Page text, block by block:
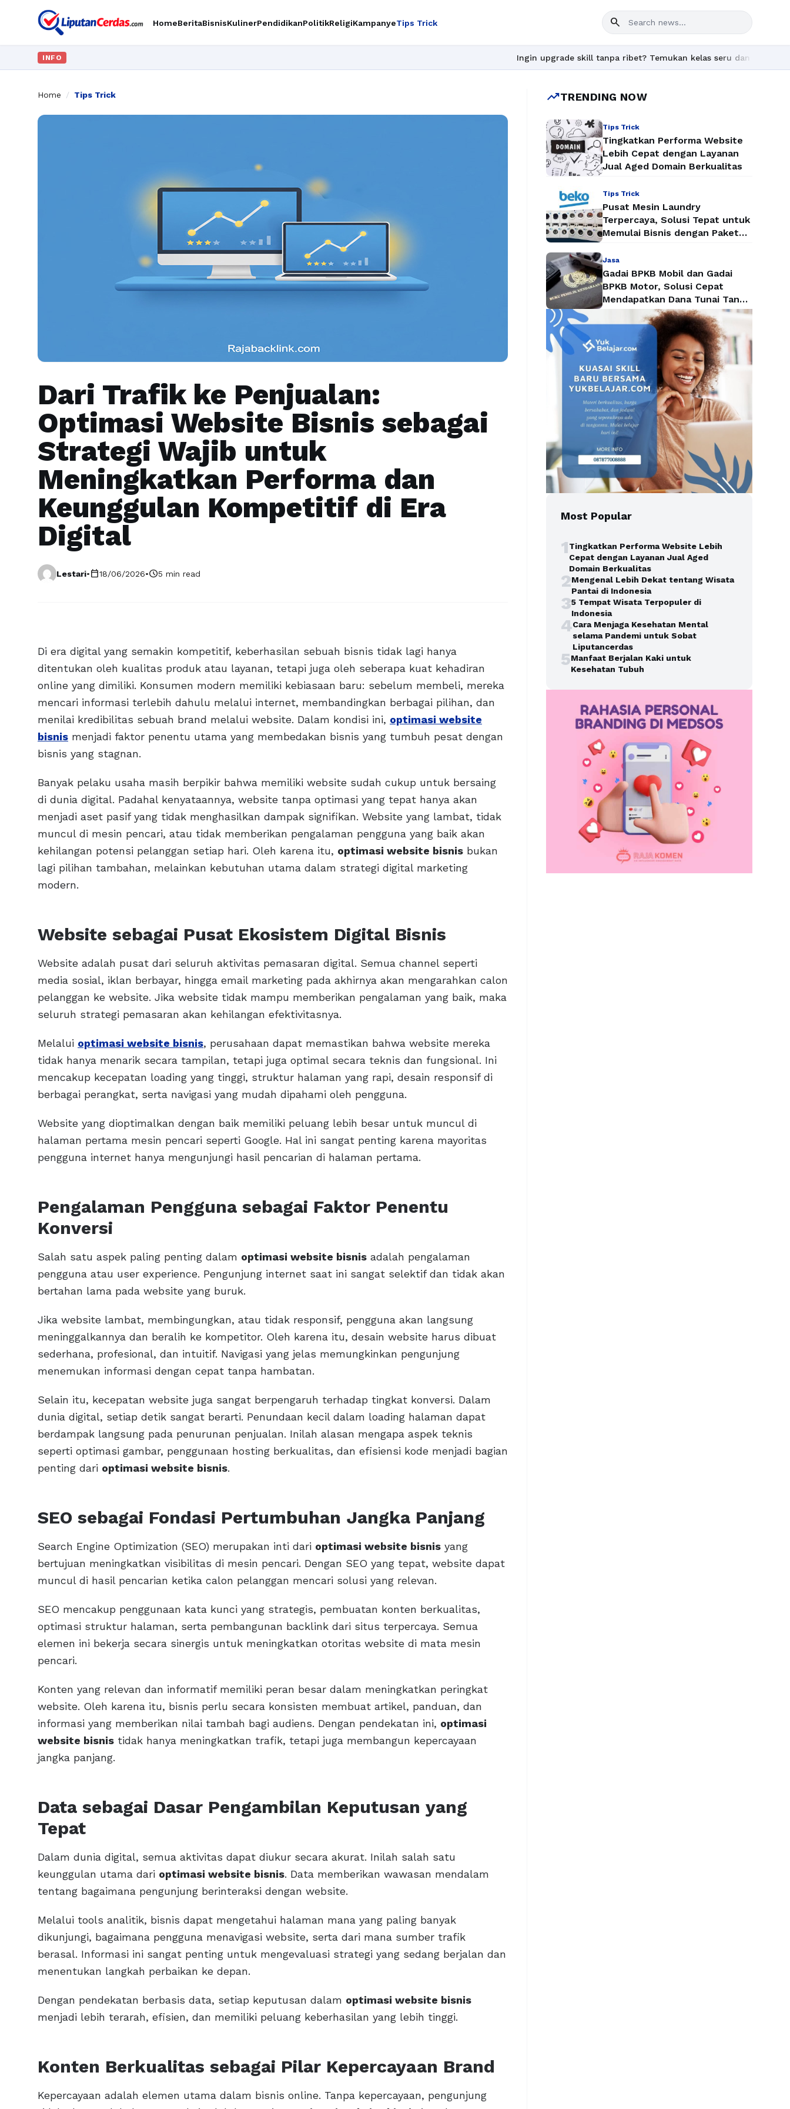
HomeBeritaBisnisKulinerPendidikanPolitikReligiKampanyeTips Trick search
INFO Ingin upgrade skill tanpa ribet? Temukan kelas seru dan materi lengkap
Home / Tips Trick
Dari Trafik ke Penjualan:
Optimasi Website Bisnis sebagai
Strategi Wajib untuk
Meningkatkan Performa dan
Keunggulan Kompetitif di Era
Digital
Lestari•calendar_today18/06/2026•schedule5 min read
Di era digital yang semakin kompetitif, keberhasilan sebuah bisnis tidak lagi hanya
ditentukan oleh kualitas produk atau layanan, tetapi juga oleh seberapa kuat kehadiran
online yang dimiliki. Konsumen modern memiliki kebiasaan baru: sebelum membeli, mereka
mencari informasi terlebih dahulu melalui internet, membandingkan berbagai pilihan, dan
menilai kredibilitas sebuah brand melalui website. Dalam kondisi ini, optimasi website
bisnis menjadi faktor penentu utama yang membedakan bisnis yang tumbuh pesat dengan
bisnis yang stagnan.
Banyak pelaku usaha masih berpikir bahwa memiliki website sudah cukup untuk bersaing
di dunia digital. Padahal kenyataannya, website tanpa optimasi yang tepat hanya akan
menjadi aset pasif yang tidak menghasilkan dampak signifikan. Website yang lambat, tidak
muncul di mesin pencari, atau tidak memberikan pengalaman pengguna yang baik akan
kehilangan potensi pelanggan setiap hari. Oleh karena itu, optimasi website bisnis bukan
lagi pilihan tambahan, melainkan kebutuhan utama dalam strategi digital marketing
modern.
Website sebagai Pusat Ekosistem Digital Bisnis
Website adalah pusat dari seluruh aktivitas pemasaran digital. Semua channel seperti
media sosial, iklan berbayar, hingga email marketing pada akhirnya akan mengarahkan calon
pelanggan ke website. Jika website tidak mampu memberikan pengalaman yang baik, maka
seluruh strategi pemasaran akan kehilangan efektivitasnya.
Melalui optimasi website bisnis, perusahaan dapat memastikan bahwa website mereka
tidak hanya menarik secara tampilan, tetapi juga optimal secara teknis dan fungsional. Ini
mencakup kecepatan loading yang tinggi, struktur halaman yang rapi, desain responsif di
berbagai perangkat, serta navigasi yang mudah dipahami oleh pengguna.
Website yang dioptimalkan dengan baik memiliki peluang lebih besar untuk muncul di
halaman pertama mesin pencari seperti Google. Hal ini sangat penting karena mayoritas
pengguna internet hanya mengunjungi hasil pencarian di halaman pertama.
Pengalaman Pengguna sebagai Faktor Penentu
Konversi
Salah satu aspek paling penting dalam optimasi website bisnis adalah pengalaman
pengguna atau user experience. Pengunjung internet saat ini sangat selektif dan tidak akan
bertahan lama pada website yang buruk.
Jika website lambat, membingungkan, atau tidak responsif, pengguna akan langsung
meninggalkannya dan beralih ke kompetitor. Oleh karena itu, desain website harus dibuat
sederhana, profesional, dan intuitif. Navigasi yang jelas memungkinkan pengunjung
menemukan informasi dengan cepat tanpa hambatan.
Selain itu, kecepatan website juga sangat berpengaruh terhadap tingkat konversi. Dalam
dunia digital, setiap detik sangat berarti. Penundaan kecil dalam loading halaman dapat
berdampak langsung pada penurunan penjualan. Inilah alasan mengapa aspek teknis
seperti optimasi gambar, penggunaan hosting berkualitas, dan efisiensi kode menjadi bagian
penting dari optimasi website bisnis.
SEO sebagai Fondasi Pertumbuhan Jangka Panjang
Search Engine Optimization (SEO) merupakan inti dari optimasi website bisnis yang
bertujuan meningkatkan visibilitas di mesin pencari. Dengan SEO yang tepat, website dapat
muncul di hasil pencarian ketika calon pelanggan mencari solusi yang relevan.
SEO mencakup penggunaan kata kunci yang strategis, pembuatan konten berkualitas,
optimasi struktur halaman, serta pembangunan backlink dari situs terpercaya. Semua
elemen ini bekerja secara sinergis untuk meningkatkan otoritas website di mata mesin
pencari.
Konten yang relevan dan informatif memiliki peran besar dalam meningkatkan peringkat
website. Oleh karena itu, bisnis perlu secara konsisten membuat artikel, panduan, dan
informasi yang memberikan nilai tambah bagi audiens. Dengan pendekatan ini, optimasi
website bisnis tidak hanya meningkatkan trafik, tetapi juga membangun kepercayaan
jangka panjang.
Data sebagai Dasar Pengambilan Keputusan yang
Tepat
Dalam dunia digital, semua aktivitas dapat diukur secara akurat. Inilah salah satu
keunggulan utama dari optimasi website bisnis. Data memberikan wawasan mendalam
tentang bagaimana pengunjung berinteraksi dengan website.
Melalui tools analitik, bisnis dapat mengetahui halaman mana yang paling banyak
dikunjungi, bagaimana pengguna menavigasi website, serta dari mana sumber trafik
berasal. Informasi ini sangat penting untuk mengevaluasi strategi yang sedang berjalan dan
menentukan langkah perbaikan ke depan.
Dengan pendekatan berbasis data, setiap keputusan dalam optimasi website bisnis
menjadi lebih terarah, efisien, dan memiliki peluang keberhasilan yang lebih tinggi.
Konten Berkualitas sebagai Pilar Kepercayaan Brand
Kepercayaan adalah elemen utama dalam bisnis online. Tanpa kepercayaan, pengunjung
trending_upTRENDING NOW
Tips Trick
Tingkatkan Performa Website
Lebih Cepat dengan Layanan
Jual Aged Domain Berkualitas
Tips Trick
Pusat Mesin Laundry
Terpercaya, Solusi Tepat untuk
Memulai Bisnis dengan Paket
Jasa
Gadai BPKB Mobil dan Gadai
BPKB Motor, Solusi Cepat
Mendapatkan Dana Tunai Tanpa
Kehilangan Kendaraan
Most Popular
1Tingkatkan Performa Website Lebih
Cepat dengan Layanan Jual Aged
Domain Berkualitas
2Mengenal Lebih Dekat tentang Wisata
Pantai di Indonesia
35 Tempat Wisata Terpopuler di
Indonesia
4Cara Menjaga Kesehatan Mental
selama Pandemi untuk Sobat
Liputancerdas
5Manfaat Berjalan Kaki untuk
Kesehatan Tubuh